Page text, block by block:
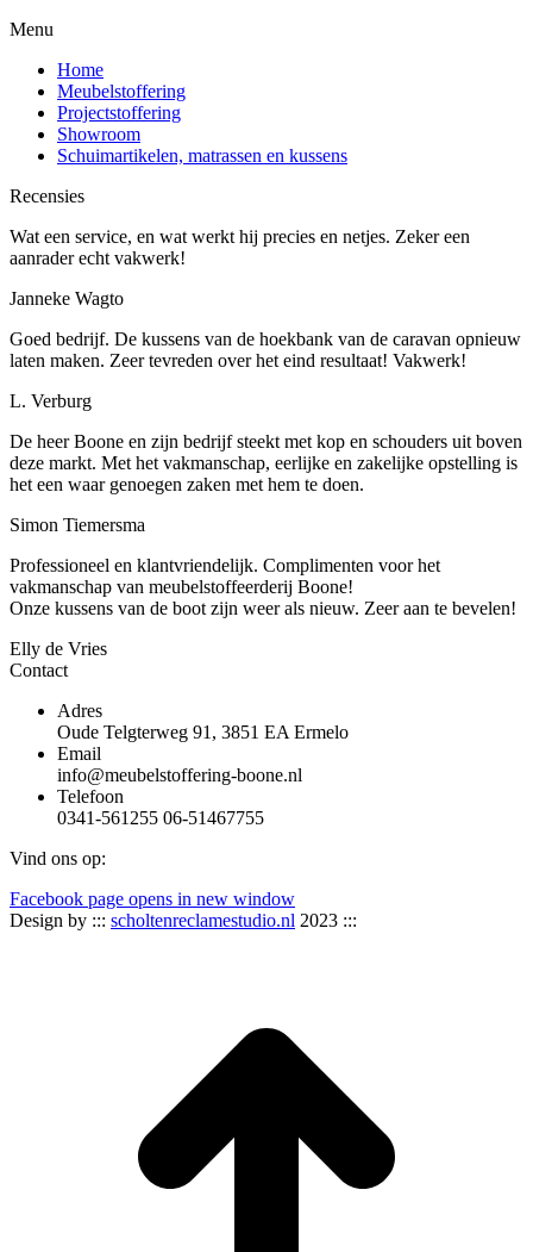
Menu
Home
Meubelstoffering
Projectstoffering
Showroom
Schuimartikelen, matrassen en kussens
Recensies
Wat een service, en wat werkt hij precies en netjes. Zeker een
aanrader echt vakwerk!
Janneke Wagto
Goed bedrijf. De kussens van de hoekbank van de caravan opnieuw
laten maken. Zeer tevreden over het eind resultaat! Vakwerk!
L. Verburg
De heer Boone en zijn bedrijf steekt met kop en schouders uit boven
deze markt. Met het vakmanschap, eerlijke en zakelijke opstelling is
het een waar genoegen zaken met hem te doen.
Simon Tiemersma
Professioneel en klantvriendelijk. Complimenten voor het
vakmanschap van meubelstoffeerderij Boone!
Onze kussens van de boot zijn weer als nieuw. Zeer aan te bevelen!
Elly de Vries
Contact
Adres
Oude Telgterweg 91, 3851 EA Ermelo
Email
info@meubelstoffering-boone.nl
Telefoon
0341-561255 06-51467755
Vind ons op:
Facebook page opens in new window
Design by ::: scholtenreclamestudio.nl 2023 :::